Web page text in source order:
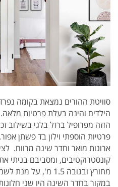
סוויטת ההורים נמצאת בקומה
הילדים והינה בעלת פרטיות
הזזה מפרופיל ברזל בלגי בשילוב
פרטיות הוספתי וילון בד פשתן
ארונות מואר וחדר שינה מרווח.
קונסטרוקטיבים, ומסביבם
מחורץ ובגובה 1.5 מ', על מנת לשמש כמדף.
במקור בחדר השינה היו שני